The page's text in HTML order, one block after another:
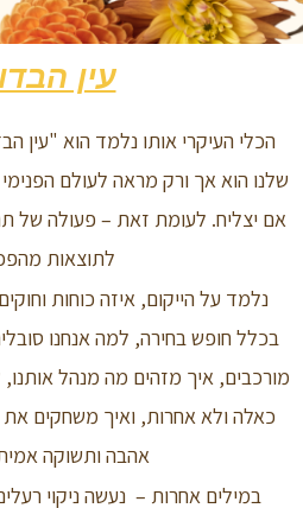
עין
הכלי העיקרי אותו נלמד הוא "עין
שלנו הוא אך ורק מראה לעולם
אם יצליח. לעומת זאת – פעולה של
לתוצאות
נלמד על הייקום, איזה כוחות
בכלל חופש בחירה, למה אנחנו
מורכבים, איך מזהים מה מנהל
כאלה ולא אחרות, ואיך משחקים
אהבה ותשוקה
במילים אחרות – נעשה ניקוי